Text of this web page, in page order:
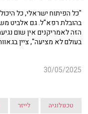
"כל הפיתוח ישראלי, כל
בהובלת רפא"ל. גם אלביט
הזה לאמריקנים אין שום
בעולם לא מציעה", ציין
30/05/2025
טכנולוגיה לייזר